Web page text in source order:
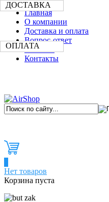
Главная
О компании
Доставка и оплата
Вопрос-ответ
Новости
Контакты
Нет товаров
Корзина пуста
ДОСТАВКА
ОПЛАТА